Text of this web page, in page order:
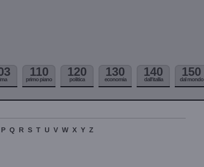
110
primo piano
120
politica
130
economia
140
dall'itallia
150
dal mondo
P Q R S T U V W X Y Z